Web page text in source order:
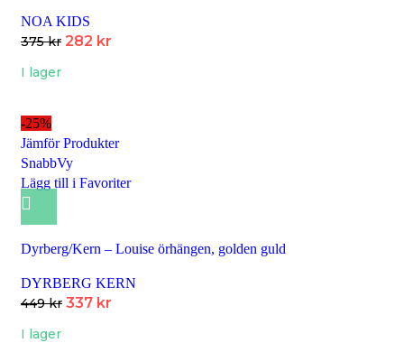
NOA KIDS
375kr 282 kr
I lager
-25%
Jämför Produkter
SnabbVy
Lägg till i Favoriter
Dyrberg/Kern – Louise örhängen, golden guld
DYRBERG KERN
449kr 337 kr
I lager